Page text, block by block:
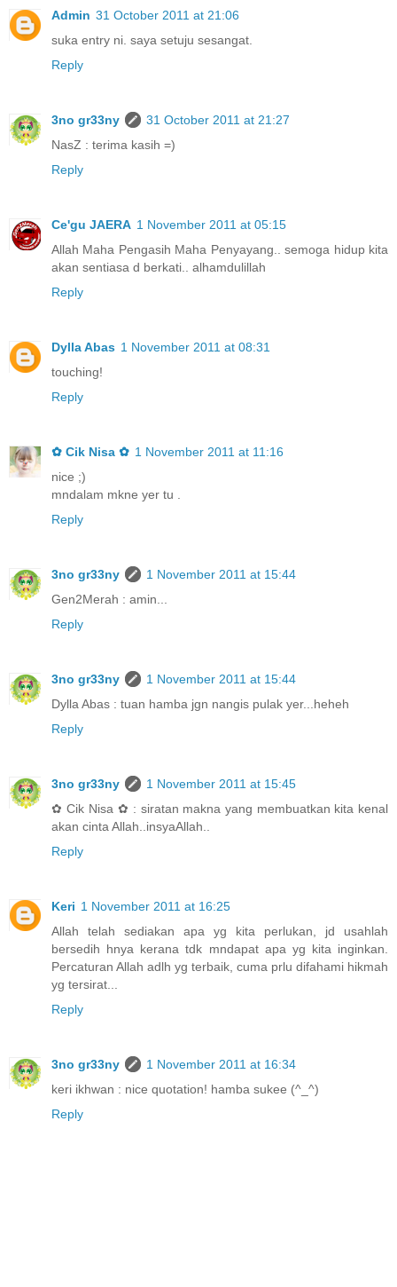
Admin 31 October 2011 at 21:06
suka entry ni. saya setuju sesangat.
Reply
3no gr33ny
31 October 2011 at 21:27
NasZ : terima kasih =)
Reply
Ce'gu JAERA 1 November 2011 at 05:15
Allah Maha Pengasih Maha Penyayang.. semoga hidup kita
akan sentiasa d berkati.. alhamdulillah
Reply
Dylla Abas 1 November 2011 at 08:31
touching!
Reply
✿ Cik Nisa ✿ 1 November 2011 at 11:16
nice ;)
mndalam mkne yer tu .
Reply
3no gr33ny
1 November 2011 at 15:44
Gen2Merah : amin...
Reply
3no gr33ny
1 November 2011 at 15:44
Dylla Abas : tuan hamba jgn nangis pulak yer...heheh
Reply
3no gr33ny
1 November 2011 at 15:45
✿ Cik Nisa ✿ : siratan makna yang membuatkan kita kenal
akan cinta Allah..insyaAllah..
Reply
Keri 1 November 2011 at 16:25
Allah telah sediakan apa yg kita perlukan, jd usahlah
bersedih hnya kerana tdk mndapat apa yg kita inginkan.
Percaturan Allah adlh yg terbaik, cuma prlu difahami hikmah
yg tersirat...
Reply
3no gr33ny
1 November 2011 at 16:34
keri ikhwan : nice quotation! hamba sukee (^_^)
Reply